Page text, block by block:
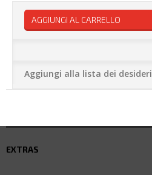
AGGIUNGI AL CARRELLO
Aggiungi alla lista dei desideri
EXTRAS